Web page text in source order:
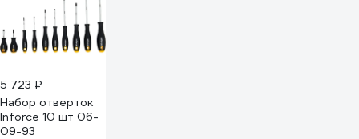
5 723 ₽
Набор отверток
Inforce 10 шт 06-
09-93